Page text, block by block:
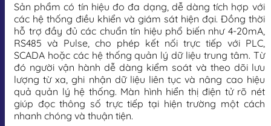
Sản phẩm có tín hiệu đo đa dạng, dễ dàng tích hợp với
các hệ thống điều khiển và giám sát hiện đại. Đồng thời
hỗ trợ đầy đủ các chuẩn tín hiệu phổ biến như 4-20mA,
RS485 và Pulse, cho phép kết nối trực tiếp với PLC,
SCADA hoặc các hệ thống quản lý dữ liệu trung tâm. Từ
đó người vận hành dễ dàng kiểm soát và theo dõi lưu
lượng từ xa, ghi nhận dữ liệu liên tục và nâng cao hiệu
quả quản lý hệ thống. Màn hình hiển thị điện tử rõ nét
giúp đọc thông số trực tiếp tại hiện trường một cách
nhanh chóng và thuận tiện.